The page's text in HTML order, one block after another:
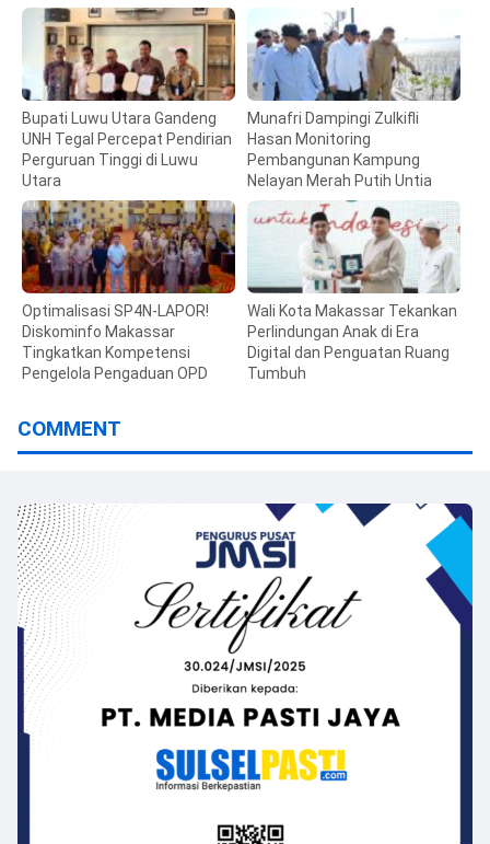
Bupati Luwu Utara Gandeng
UNH Tegal Percepat Pendirian
Perguruan Tinggi di Luwu
Utara
Munafri Dampingi Zulkifli
Hasan Monitoring
Pembangunan Kampung
Nelayan Merah Putih Untia
Optimalisasi SP4N-LAPOR!
Diskominfo Makassar
Tingkatkan Kompetensi
Pengelola Pengaduan OPD
Wali Kota Makassar Tekankan
Perlindungan Anak di Era
Digital dan Penguatan Ruang
Tumbuh
COMMENT